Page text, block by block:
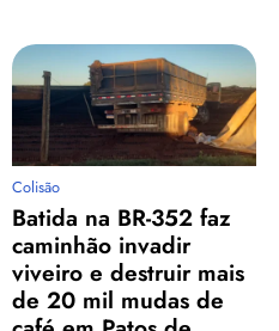
Colisão
Batida na BR-352 faz
caminhão invadir
viveiro e destruir mais
de 20 mil mudas de